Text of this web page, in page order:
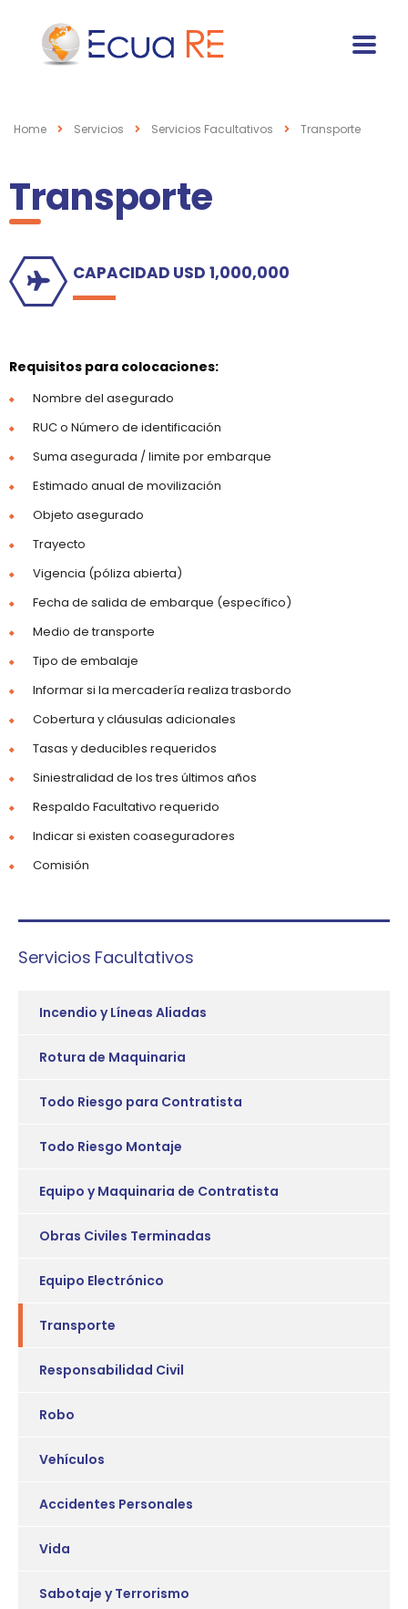
Home Servicios Servicios Facultativos Transporte
Transporte
CAPACIDAD USD 1,000,000
Requisitos para colocaciones:
Nombre del asegurado
RUC o Número de identificación
Suma asegurada / limite por embarque
Estimado anual de movilización
Objeto asegurado
Trayecto
Vigencia (póliza abierta)
Fecha de salida de embarque (específico)
Medio de transporte
Tipo de embalaje
Informar si la mercadería realiza trasbordo
Cobertura y cláusulas adicionales
Tasas y deducibles requeridos
Siniestralidad de los tres últimos años
Respaldo Facultativo requerido
Indicar si existen coaseguradores
Comisión
Servicios Facultativos
Incendio y Líneas Aliadas
Rotura de Maquinaria
Todo Riesgo para Contratista
Todo Riesgo Montaje
Equipo y Maquinaria de Contratista
Obras Civiles Terminadas
Equipo Electrónico
Transporte
Responsabilidad Civil
Robo
Vehículos
Accidentes Personales
Vida
Sabotaje y Terrorismo